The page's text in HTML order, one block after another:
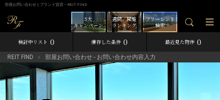
部屋お問い合わせ | ブランド賃貸－REIT FIND
フリーレント
検索
週間／閲覧
ランキング
5大
キャンペーン
検討中リスト 0 保存した条件 0 最近見た物件 0
REIT FIND 部屋お問い合わせ - お問い合わせ内容入力